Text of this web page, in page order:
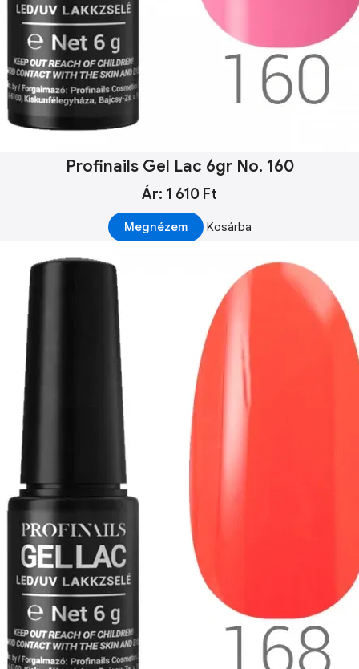
Profinails Gel Lac 6gr No. 160
Ár: 1 610 Ft
Megnézem Kosárba